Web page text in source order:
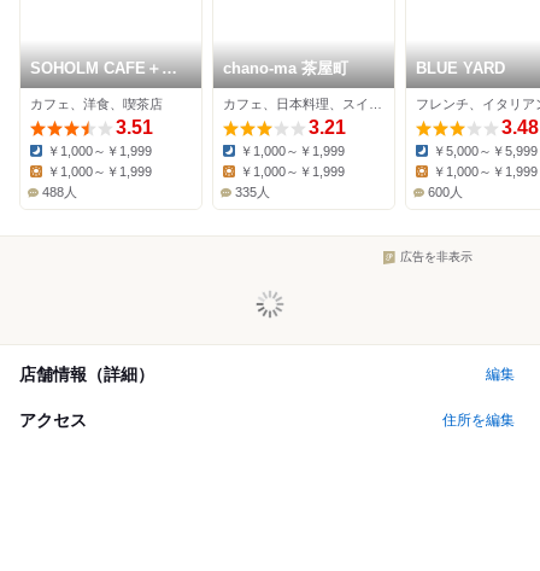
SOHOLM CAFE＋
DINING
カフェ、洋食、喫茶店
3.51
Dinner:
￥1,000～￥1,999
￥1,000～￥1,999
488人
chano-ma 茶屋町
3.21
Dinner:
￥1,000～￥1,999
￥1,000～￥1,999
335人
BLUE YARD
3.48
Dinner:
￥5,000～￥5,999
￥1,000～￥1,999
600人
広告を非表示
店舗情報（詳細） 編集
アクセス 住所を編集